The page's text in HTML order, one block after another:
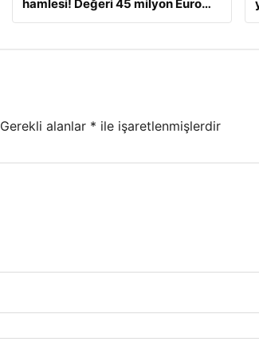
hamlesi! Değeri 45 milyon Euro…
Gerekli alanlar * ile işaretlenmişlerdir